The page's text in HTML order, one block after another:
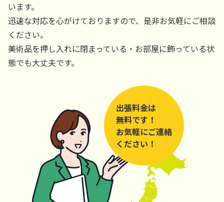
います。
迅速な対応を心がけておりますので、是非お気軽にご相談
ください。
美術品を押し入れに閉まっている・お部屋に飾っている状
態でも大丈夫です。
出張料金は
無料です！
お気軽にご連絡
ください！